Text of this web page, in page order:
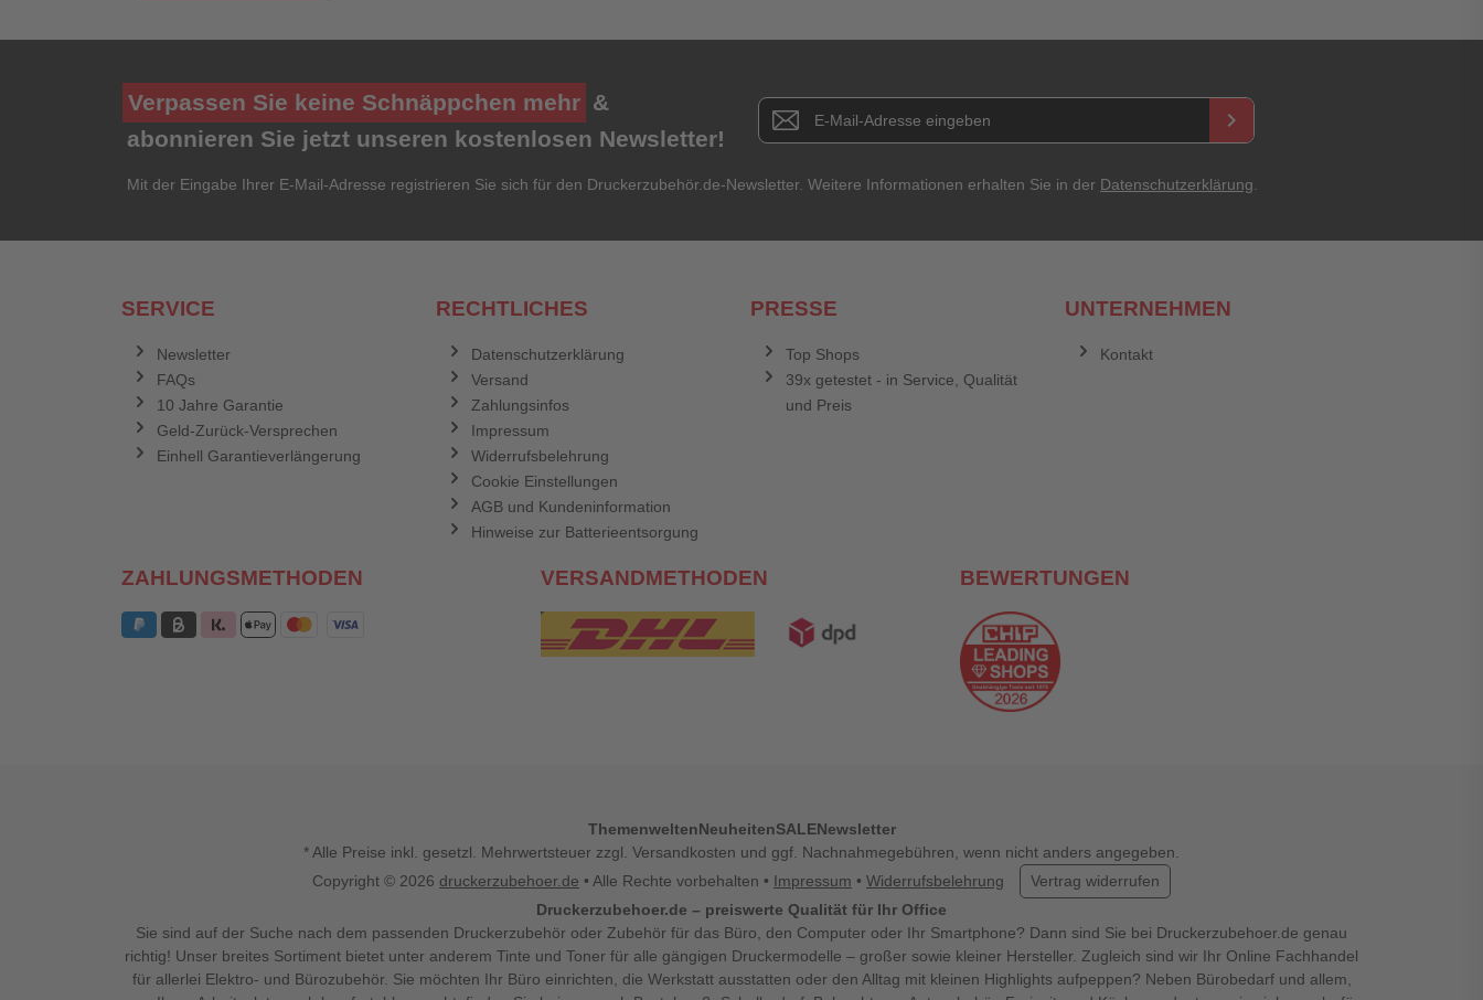
Verpassen Sie keine Schnäppchen mehr &
abonnieren Sie jetzt unseren kostenlosen Newsletter!
Newsletter E-Mail Adresse keyboard_arrow_right
Mit der Eingabe Ihrer E-Mail-Adresse registrieren Sie sich für den Druckerzubehör.de-Newsletter. Weitere Informationen erhalten Sie in der Datenschutzerklärung
SERVICE
Newsletter
FAQs
10 Jahre Garantie
Geld-Zurück-Versprechen
Einhell Garantieverlängerung
RECHTLICHES
Datenschutzerklärung
Versand
Zahlungsinfos
Impressum
Widerrufsbelehrung
Cookie Einstellungen
AGB und Kundeninformation
Hinweise zur Batterieentsorgung
PRESSE
Top Shops
39x getestet - in Service, Qualität
und Preis
UNTERNEHMEN
Kontakt
ZAHLUNGSMETHODEN VERSANDMETHODEN BEWERTUNGEN
ThemenweltenNeuheitenSALENewsletter
* Alle Preise inkl. gesetzl. Mehrwertsteuer zzgl. Versandkosten und ggf. Nachnahmegebühren, wenn nicht anders angegeben.
Copyright © 2026 druckerzubehoer.de • Alle Rechte vorbehalten • Impressum • Widerrufsbelehrung
Vertrag widerrufen
Druckerzubehoer.de – preiswerte Qualität für Ihr Office
Sie sind auf der Suche nach dem passenden Druckerzubehör oder Zubehör für das Büro, den Computer oder Ihr Smartphone? Dann sind Sie bei Druckerzubehoer.de genau
richtig! Unser breites Sortiment bietet unter anderem Tinte und Toner für alle gängigen Druckermodelle – großer sowie kleiner Hersteller. Zugleich sind wir Ihr Online Fachhandel
für allerlei Elektro- und Bürozubehör. Sie möchten Ihr Büro einrichten, die Werkstatt ausstatten oder den Alltag mit kleinen Highlights aufpeppen? Neben Bürobedarf und allem,